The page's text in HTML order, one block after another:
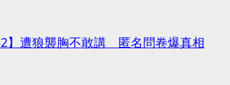
2】遭狼襲胸不敢講 匿名問卷爆真相